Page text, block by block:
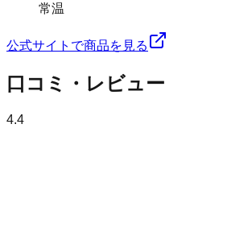
常温
公式サイトで商品を見る
口コミ・レビュー
4.4